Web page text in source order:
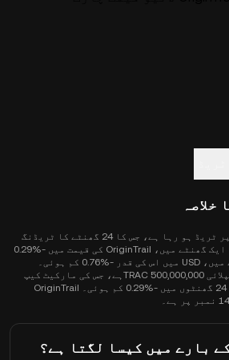
OriginTrail اس وقت $ 0.2729پر ٹریڈ ہو رہا ہے، جس کا 24 گھنٹے کا ٹریڈنگ
والیوم $ 96,655ہے۔ گزشتہ ایک گھنٹے میں، OriginTrail کی قیمت میں -‎0.29%
چینج ہوا، اور گزشتہ ہفتے میں، USD میں اس کی قدر -‎0.76% کم ہوئی۔
OriginTrail کی سرکولیٹنگ سپلائی 500,000,000 TRACہے، جس کی مارکیٹ کیپ
136.45M USDہے، جو گزشتہ 24 گھنٹوں میں -‎0.29% کم ہوئی۔ OriginTrail